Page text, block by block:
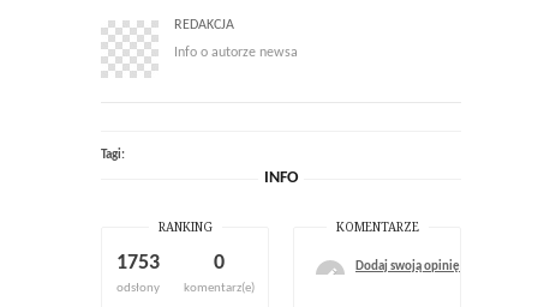
REDAKCJA
Info o autorze newsa
Tagi:
INFO
RANKING
1753
odsłony
0
komentarz(e)
KOMENTARZE
Dodaj swoją opinię